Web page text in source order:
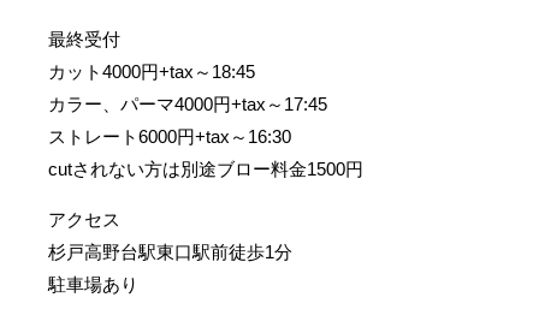
最終受付
カット4000円+tax～18:45
カラー、パーマ4000円+tax～17:45
ストレート6000円+tax～16:30
cutされない方は別途ブロー料金1500円
アクセス
杉戸高野台駅東口駅前徒歩1分
駐車場あり